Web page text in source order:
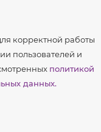
корректной работы
пользователей и
политикой
данных.